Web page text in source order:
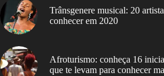
Trânsgenere musical: 20
conhecer em 2020
Afroturismo: conheça 16
que te levam para conhecer